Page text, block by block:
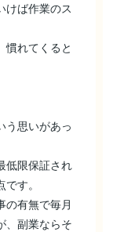
けば作業のス
慣れてくると
う思いがあっ
低限保証され
す。
の有無で毎月
、副業ならそ